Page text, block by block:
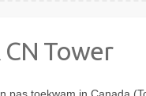
CN Tower